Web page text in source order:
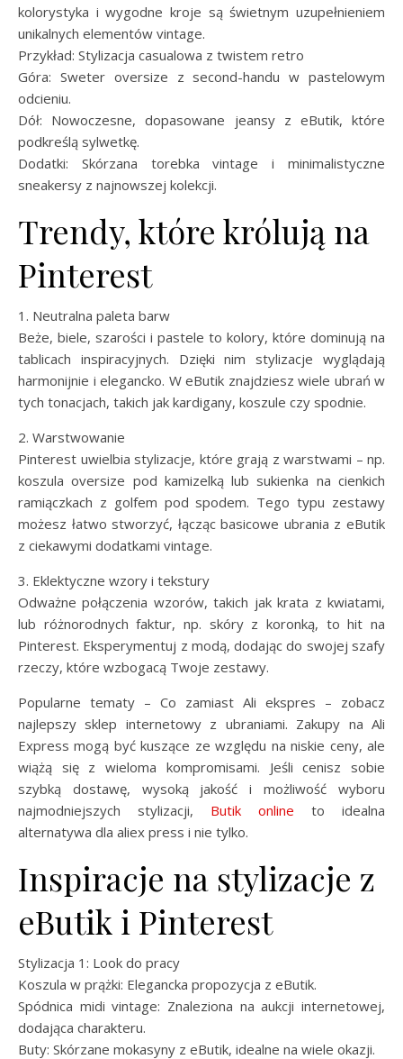
kolorystyka i wygodne kroje są świetnym uzupełnieniem
unikalnych elementów vintage.
Przykład: Stylizacja casualowa z twistem retro
Góra: Sweter oversize z second-handu w pastelowym
odcieniu.
Dół: Nowoczesne, dopasowane jeansy z eButik, które
podkreślą sylwetkę.
Dodatki: Skórzana torebka vintage i minimalistyczne
sneakersy z najnowszej kolekcji.
Trendy, które królują na
Pinterest
1. Neutralna paleta barw
Beże, biele, szarości i pastele to kolory, które dominują na
tablicach inspiracyjnych. Dzięki nim stylizacje wyglądają
harmonijnie i elegancko. W eButik znajdziesz wiele ubrań w
tych tonacjach, takich jak kardigany, koszule czy spodnie.
2. Warstwowanie
Pinterest uwielbia stylizacje, które grają z warstwami – np.
koszula oversize pod kamizelką lub sukienka na cienkich
ramiączkach z golfem pod spodem. Tego typu zestawy
możesz łatwo stworzyć, łącząc basicowe ubrania z eButik
z ciekawymi dodatkami vintage.
3. Eklektyczne wzory i tekstury
Odważne połączenia wzorów, takich jak krata z kwiatami,
lub różnorodnych faktur, np. skóry z koronką, to hit na
Pinterest. Eksperymentuj z modą, dodając do swojej szafy
rzeczy, które wzbogacą Twoje zestawy.
Popularne tematy – Co zamiast Ali ekspres – zobacz
najlepszy sklep internetowy z ubraniami. Zakupy na Ali
Express mogą być kuszące ze względu na niskie ceny, ale
wiążą się z wieloma kompromisami. Jeśli cenisz sobie
szybką dostawę, wysoką jakość i możliwość wyboru
najmodniejszych stylizacji, Butik online to idealna
alternatywa dla aliex press i nie tylko.
Inspiracje na stylizacje z
eButik i Pinterest
Stylizacja 1: Look do pracy
Koszula w prążki: Elegancka propozycja z eButik.
Spódnica midi vintage: Znaleziona na aukcji internetowej,
dodająca charakteru.
Buty: Skórzane mokasyny z eButik, idealne na wiele okazji.